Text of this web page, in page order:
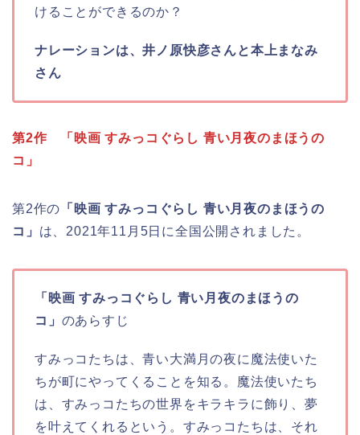
けることができるのか？
ナレーションは、井ノ原快彦さんと本上まなみ
さん
第2作 「 映画 すみっコぐらし 青い月夜のまほうの
コ 」
第2作の 「映画 すみっコぐらし 青い月夜のまほうの
コ」 は、2021年11月5日に全国公開されました。
「映画 すみっコぐらし 青い月夜のまほうの
コ」 のあらすじ
すみっコたちは、青い大満月の夜に魔法使いた
ちが町にやってくることを知る。魔法使いたち
は、すみっコたちの世界をキラキラに飾り、夢
を叶えてくれるという。すみっコたちは、それ